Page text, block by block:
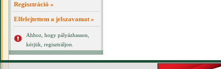
Regisztráció »
Elfelejtettem a jelszavamat »
Ahhoz, hogy pályázhasson,
kérjük, regisztráljon.